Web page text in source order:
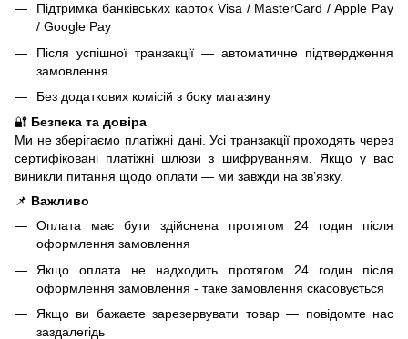
Підтримка банківських карток Visa / MasterCard / Apple Pay
/ Google Pay
Після успішної транзакції — автоматичне підтвердження
замовлення
Без додаткових комісій з боку магазину
🔐 Безпека та довіра
Ми не зберігаємо платіжні дані. Усі транзакції проходять через
сертифіковані платіжні шлюзи з шифруванням. Якщо у вас
виникли питання щодо оплати — ми завжди на зв’язку.
📌 Важливо
Оплата має бути здійснена протягом 24 годин після
оформлення замовлення
Якщо оплата не надходить протягом 24 годин після
оформлення замовлення - таке замовлення скасовується
Якщо ви бажаєте зарезервувати товар — повідомте нас
заздалегідь